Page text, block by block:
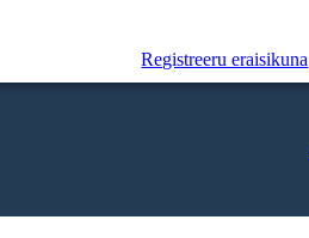
Registreeru eraisikuna